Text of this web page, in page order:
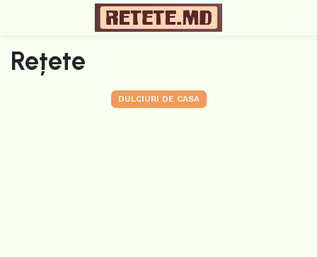
Rețete
DULCIURI DE CASA